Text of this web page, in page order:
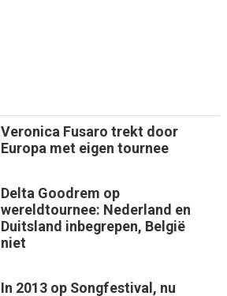
Veronica Fusaro trekt door
Europa met eigen tournee
Delta Goodrem op
wereldtournee: Nederland en
Duitsland inbegrepen, België
niet
In 2013 op Songfestival, nu